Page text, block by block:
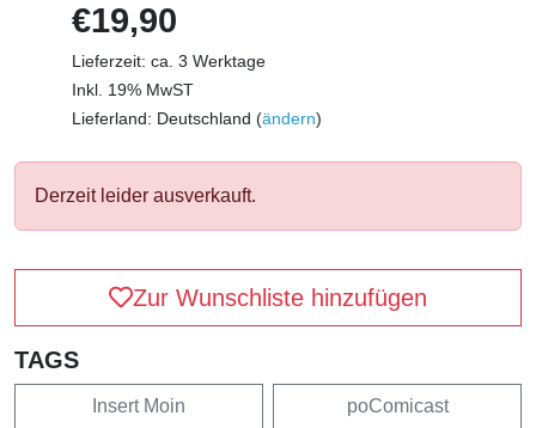
€19,90
Lieferzeit: ca. 3 Werktage
Inkl. 19% MwST
Lieferland: Deutschland (ändern)
Derzeit leider ausverkauft.
Zur Wunschliste hinzufügen
TAGS
Insert Moin poComicast